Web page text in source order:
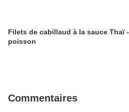
Filets de cabillaud à la sauce Thaï -
poisson
Commentaires